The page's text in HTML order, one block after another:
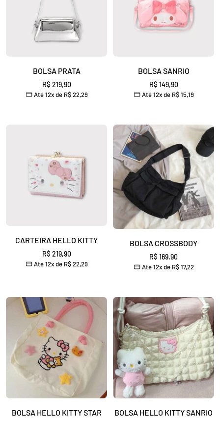
BOLSA PRATA
Preço
promocional
R$ 219,90
Até 12x de R$ 22,29
BOLSA SANRIO
Preço
promocional
R$ 149,90
Até 12x de R$ 15,19
CARTEIRA HELLO KITTY
Preço
promocional
R$ 219,90
Até 12x de R$ 22,29
BOLSA CROSSBODY
Preço
promocional
R$ 169,90
Até 12x de R$ 17,22
BOLSA HELLO KITTY STAR BOLSA HELLO KITTY SANRIO